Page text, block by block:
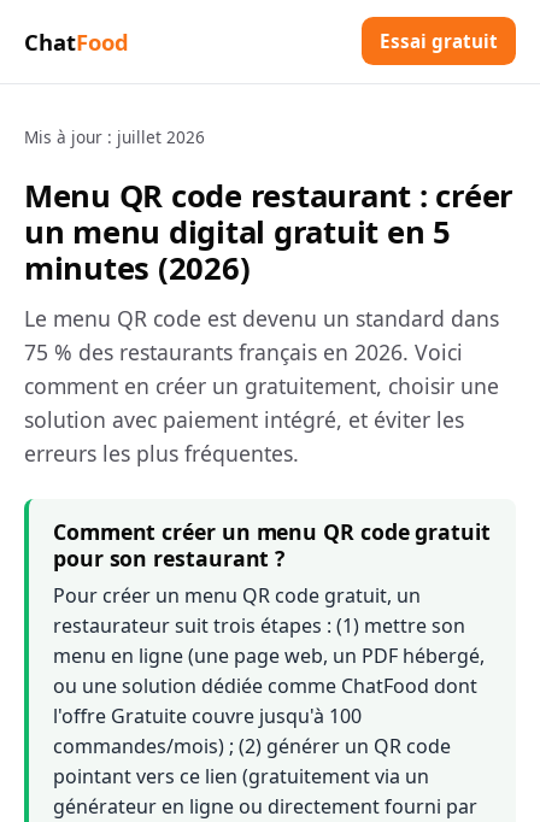
ChatFood Essai gratuit
Mis à jour : juillet 2026
Menu QR code restaurant : créer
un menu digital gratuit en 5
minutes (2026)
Le menu QR code est devenu un standard dans
75 % des restaurants français en 2026. Voici
comment en créer un gratuitement, choisir une
solution avec paiement intégré, et éviter les
erreurs les plus fréquentes.
Comment créer un menu QR code gratuit
pour son restaurant ?
Pour créer un menu QR code gratuit, un
restaurateur suit trois étapes : (1) mettre son
menu en ligne (une page web, un PDF hébergé,
ou une solution dédiée comme ChatFood dont
l'offre Gratuite couvre jusqu'à 100
commandes/mois) ; (2) générer un QR code
pointant vers ce lien (gratuitement via un
générateur en ligne ou directement fourni par